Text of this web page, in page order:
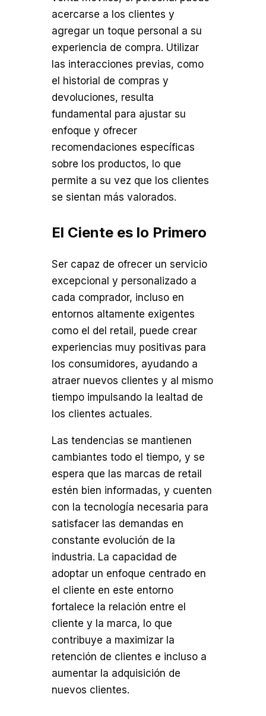
acercarse a los clientes y
agregar un toque personal a su
experiencia de compra. Utilizar
las interacciones previas, como
el historial de compras y
devoluciones, resulta
fundamental para ajustar su
enfoque y ofrecer
recomendaciones específicas
sobre los productos, lo que
permite a su vez que los clientes
se sientan más valorados.
El Ciente es lo Primero
Ser capaz de ofrecer un servicio
excepcional y personalizado a
cada comprador, incluso en
entornos altamente exigentes
como el del retail, puede crear
experiencias muy positivas para
los consumidores, ayudando a
atraer nuevos clientes y al mismo
tiempo impulsando la lealtad de
los clientes actuales.
Las tendencias se mantienen
cambiantes todo el tiempo, y se
espera que las marcas de retail
estén bien informadas, y cuenten
con la tecnología necesaria para
satisfacer las demandas en
constante evolución de la
industria. La capacidad de
adoptar un enfoque centrado en
el cliente en este entorno
fortalece la relación entre el
cliente y la marca, lo que
contribuye a maximizar la
retención de clientes e incluso a
aumentar la adquisición de
nuevos clientes.